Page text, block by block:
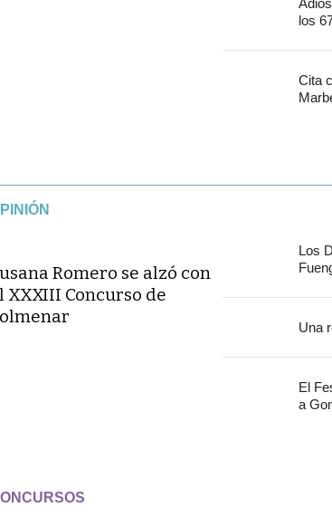
los
Cita
Romero se alzó con
XXXIII Concurso de
Los
Una
El
a